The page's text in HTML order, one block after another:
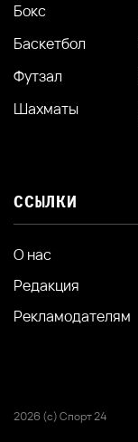
Бокс
Баскетбол
Футзал
Шахматы
ССЫЛКИ
О нас
Редакция
Рекламодателям
2026 (с) Спорт 24